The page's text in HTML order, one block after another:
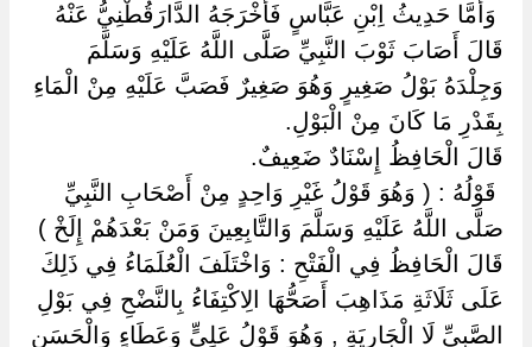
‏ ‏وَأَمَّا حَدِيثُ اِبْنِ عَبَّاسٍ فَأَخْرَجَهُ الدَّارَقُطْنِيُّ عَنْهُ
قَالَ أَصَابَ ثَوْبَ النَّبِيِّ صَلَّى اللَّهُ عَلَيْهِ وَسَلَّمَ
وَجِلْدَهُ بَوْلُ صَغِيرٍ وَهُوَ صَغِيرٌ فَصَبَّ عَلَيْهِ مِنْ الْمَاءِ
بِقَدْرِ مَا كَانَ مِنْ الْبَوْلِ.
قَالَ الْحَافِظُ إِسْنَادٌ ضَعِيفٌ.
‏ ‏قَوْلُهُ : ( وَهُوَ قَوْلُ غَيْرِ وَاحِدٍ مِنْ أَصْحَابِ النَّبِيِّ
صَلَّى اللَّهُ عَلَيْهِ وَسَلَّمَ وَالتَّابِعِينَ وَمَنْ بَعْدَهُمْ إِلَخْ ) ‏
‏قَالَ الْحَافِظُ فِي الْفَتْحِ : وَاخْتَلَفَ الْعُلَمَاءُ فِي ذَلِكَ
عَلَى ثَلَاثَةِ مَذَاهِبَ أَصَحُّهَا الِاكْتِفَاءُ بِالنَّضْحِ فِي بَوْلِ
الصَّبِيِّ لَا الْجَارِيَةِ , وَهُوَ قَوْلُ عَلِيٍّ وَعَطَاءٍ وَالْحَسَنِ